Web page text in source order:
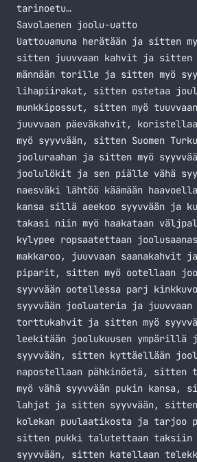
tarinoetu…
Savolaenen joolu-uatto
Uattouamuna herätään ja sitten
sitten juuvvaan kahvit ja sitten
männään torille ja sitten myö
lihapiirakat, sitten ostetaa
munkki­possut, sitten myö
juuvvaan päeväkahvit,
myö syyvvään, sitten Suomen
jooluraahan ja sitten myö
joolulökit ja sen piälle vähä
naesväki lähtöö käämään
kansa sillä aeekoo syyvvään ja
takasi niin myö haakataan
kylypee ropsaatettaan
makkaroo, juuvvaan saana­kahvit
piparit, sitten myö ootellaan
syyvvään ootellessa parj
syyvvään joolu­ateria ja
torttukahvit ja sitten myö
leekitään joolukuusen ympärillä
syyvvään, sitten kyttäellään
napostellaan pähkinöetä,
myö vähä syyvvään pukin kansa,
lahjat ja sitten syyvvään,
kolekan puulaatikosta ja tarjoo
sitten pukki talutettaan taksiin
syyvvään, sitten katellaan